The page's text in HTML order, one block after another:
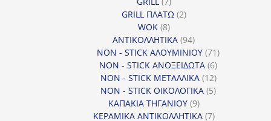
προϊόντα
GRILL ΠΛΑΤΩ 22
WOK 88
προϊόντα
ΑΝΤΙΚΟΛΛΗΤΙΚΑ 9494
προϊόντα
NON - STICK ΑΛΟΥΜΙΝΙΟΥ 7171
προϊόντα
NON - STICK ΑΝΟΞΕΙΔΩΤΑ 66
προϊόντα
NON - STICK ΜΕΤΑΛΛΙΚΑ 1212
προϊόντα
NON - STICK ΟΙΚΟΛΟΓΙΚΑ 55
ΚΑΠΑΚΙΑ ΤΗΓΑΝΙΟΥ 99
προϊόντα
ΚΕΡΑΜΙΚΑ ΑΝΤΙΚΟΛΛΗΤΙΚΑ 77